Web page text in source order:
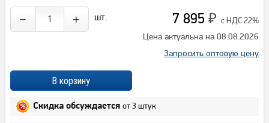
− + шт. 7 895 ₽ с НДС 22%
Цена актуальна на 08.08.2026
Запросить оптовую цену
Скидка обсуждается от 3 штук